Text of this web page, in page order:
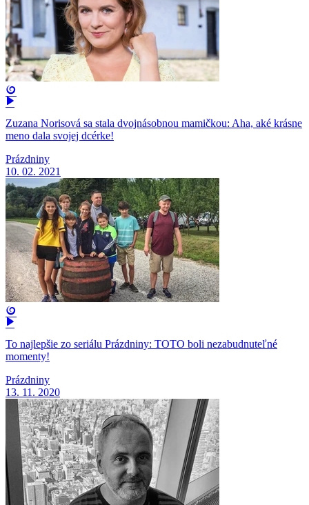
Zuzana Norisová sa stala dvojnásobnou mamičkou: Aha, aké krásne
meno dala svojej dcérke!
Prázdniny
10. 02. 2021
To najlepšie zo seriálu Prázdniny: TOTO boli nezabudnuteľné
momenty!
Prázdniny
13. 11. 2020